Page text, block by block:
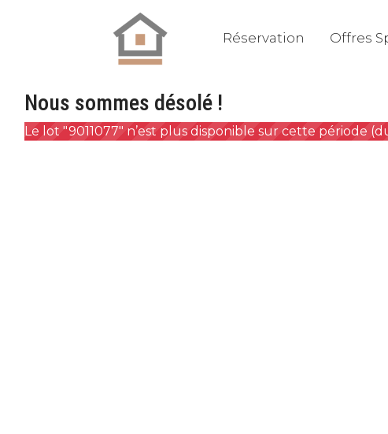
Réservation Offres
Nous sommes désolé !
Le lot "9011077" n’est plus disponible sur cette période